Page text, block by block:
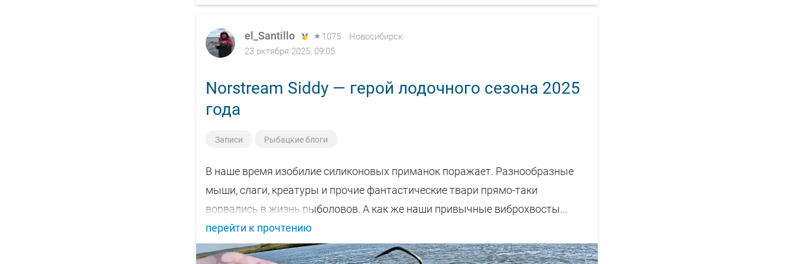
el_Santillo 1075
Новосибирск
23 октября 2025, 09:05
Norstream Siddy — герой лодочного сезона 2025
года
Записи Рыбацкие блоги
В наше время изобилие силиконовых приманок поражает. Разнообразные
мыши, слаги, креатуры и прочие фантастические твари прямо-таки
ворвались в жизнь рыболовов. А как же наши привычные виброхвосты...
перейти к прочтению